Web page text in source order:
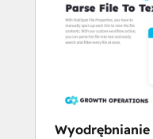
czarodziejskiej
przeszukać
wszystkie CV
A co najlepsze?
uruchomić w